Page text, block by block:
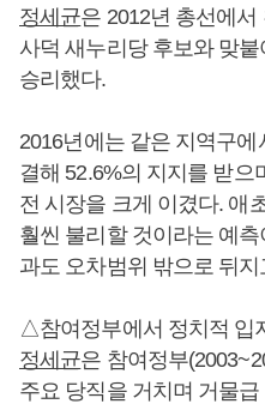
정세균은 2012년 총선에
사덕 새누리당 후보와 맞
승리했다.
2016년에는 같은 지역구
결해 52.6%의 지지를 받으
전 시장을 크게 이겼다. 애
훨씬 불리할 것이라는 예
과도 오차범위 밖으로 뒤
△참여정부에서 정치적 입
정세균은 참여정부
주요 당직을 거치며 거물